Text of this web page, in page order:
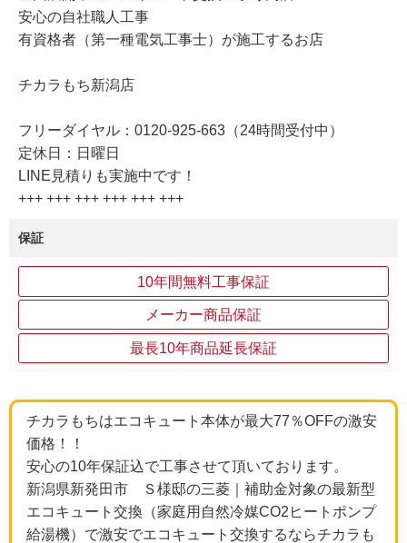
安心の自社職人工事
有資格者（第一種電気工事士）が施工するお店
チカラもち新潟店
フリーダイヤル：0120-925-663（24時間受付中）
定休日：日曜日
LINE見積りも実施中です！
+++ +++ +++ +++ +++ +++
保証
10年間無料工事保証
メーカー商品保証
最長10年商品延長保証
チカラもちはエコキュート本体が最大77％OFFの激安
価格！！
安心の10年保証込で工事させて頂いております。
新潟県新発田市 Ｓ様邸の三菱｜補助金対象の最新型
エコキュート交換（家庭用自然冷媒CO2ヒートポンプ
給湯機）で激安でエコキュート交換するならチカラも